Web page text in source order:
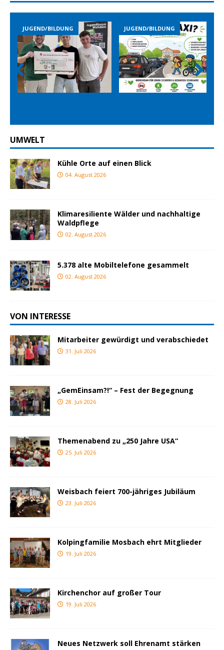
BILDUNG JUGEND/BILDUNG
Prev
ious
Nex
t
UMWELT
Kühle Orte auf einen Blick
04. August 2026
Klimaresiliente Wälder und nachhaltige
Waldpflege
02. August 2026
5.378 alte Mobiltelefone gesammelt
02. August 2026
VON INTERESSE
Mitarbeiter gewürdigt und verabschiedet
31. Juli 2026
„GemEinsam?!“ – Fest der Begegnung
28. Juli 2026
Themenabend zu „250 Jahre USA“
25. Juli 2026
Weisbach feiert 700-jähriges Jubiläum
23. Juli 2026
Kolpingfamilie Mosbach ehrt Mitglieder
19. Juli 2026
Kirchenchor auf großer Tour
19. Juli 2026
Neues Netzwerk soll Ehrenamt stärken